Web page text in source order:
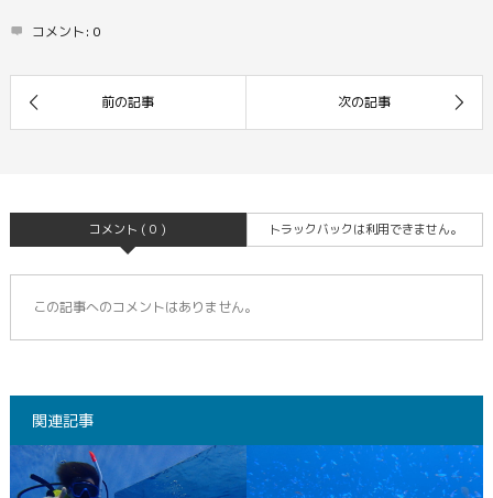
コメント: 0
コメント ( 0 ) トラックバックは利用できません。
この記事へのコメントはありません。
関連記事